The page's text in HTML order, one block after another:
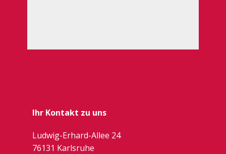
Ihr Kontakt zu uns
Ludwig-Erhard-Allee 24
76131 Karlsruhe